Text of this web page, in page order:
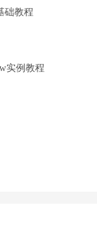
础教程
实例教程